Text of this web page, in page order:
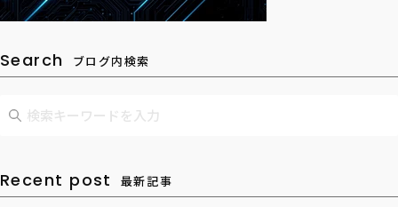
Search ブログ内検索
Recent post 最新記事